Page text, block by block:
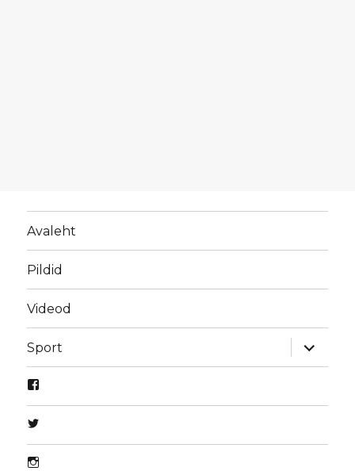
Avaleht
Pildid
Videod
Sport
laienda